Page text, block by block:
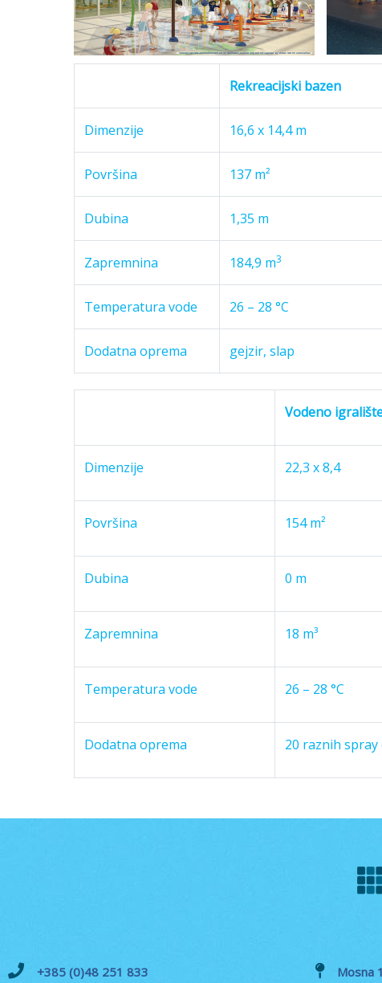
Rekreacijski bazen
Dimenzije 16,6 x 14,4 m
Površina 137 m²
Dubina 1,35 m
Zapremnina 184,9 m3
Temperatura vode 26 – 28 °C
Dodatna oprema gejzir, slap
Vodeno
Dimenzije 22,3 x 8,4
Površina 154 m²
Dubina 0 m
Zapremnina 18 m³
Temperatura vode 26 – 28 °C
Dodatna oprema 20 raznih spray
+385 (0)48 251 833 Mosna